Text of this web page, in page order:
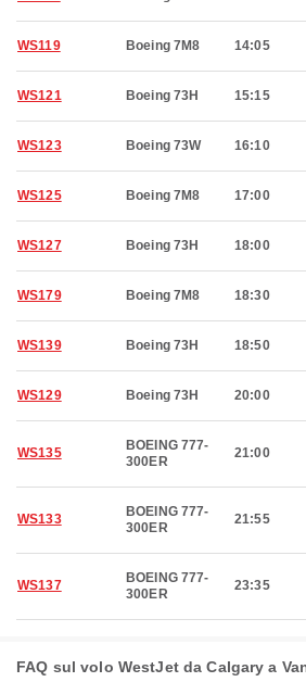
WS119 Boeing 7M8 14:05
WS121 Boeing 73H 15:15
WS123 Boeing 73W 16:10
WS125 Boeing 7M8 17:00
WS127 Boeing 73H 18:00
WS179 Boeing 7M8 18:30
WS139 Boeing 73H 18:50
WS129 Boeing 73H 20:00
WS135
BOEING 777-
300ER
21:00
WS133
BOEING 777-
300ER
21:55
WS137
BOEING 777-
300ER
23:35
FAQ sul volo WestJet da Calgary a